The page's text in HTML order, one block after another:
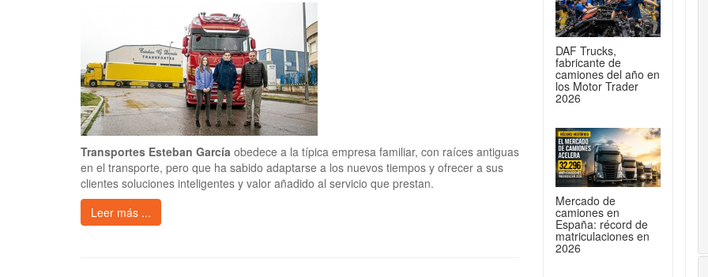
Transportes Esteban García obedece a la típica empresa familiar, con raíces antiguas
en el transporte, pero que ha sabido adaptarse a los nuevos tiempos y ofrecer a sus
clientes soluciones inteligentes y valor añadido al servicio que prestan.
Leer más ...
DAF Trucks,
fabricante de
camiones del año en
los Motor Trader
2026
Mercado de
camiones en
España: récord de
matriculaciones en
2026